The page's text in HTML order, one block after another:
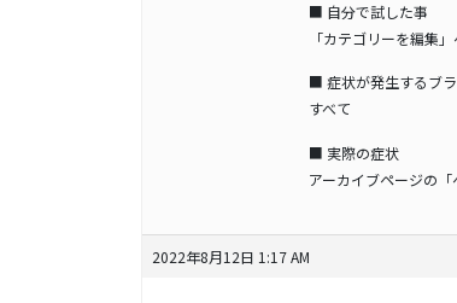
■ 自分で試した事
「カテゴリーを編集
■ 症状が発生するブ
すべて
■ 実際の症状
アーカイブページの
2022年8月12日 1:17 AM